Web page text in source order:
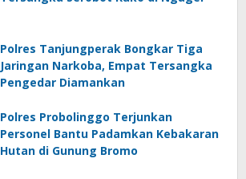
Polres Tanjungperak Bongkar Tiga
Jaringan Narkoba, Empat Tersangka
Pengedar Diamankan
Polres Probolinggo Terjunkan
Personel Bantu Padamkan Kebakaran
Hutan di Gunung Bromo